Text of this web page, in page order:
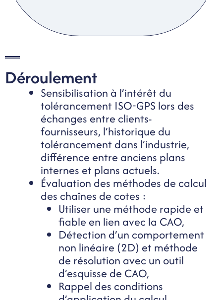
Déroulement
Sensibilisation à l’intérêt du
tolérancement ISO-GPS lors des
échanges entre clients-
fournisseurs, l’historique du
tolérancement dans l’industrie,
différence entre anciens plans
internes et plans actuels.
Évaluation des méthodes de calcul
des chaînes de cotes :
Utiliser une méthode rapide et
fiable en lien avec la CAO,
Détection d’un comportement
non linéaire (2D) et méthode
de résolution avec un outil
d’esquisse de CAO,
Rappel des conditions